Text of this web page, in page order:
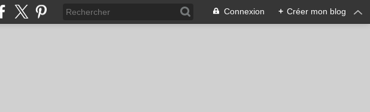
Connexion + Créer mon blog